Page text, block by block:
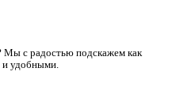
Мы с радостью подскажем как
и удобными.